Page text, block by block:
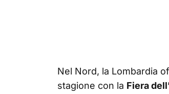
Nel Nord, la Lombardia
stagione con la Fiera